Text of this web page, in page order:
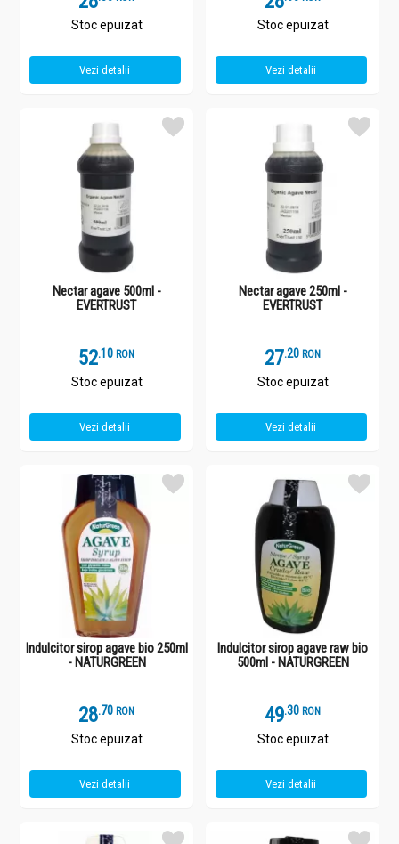
Stoc epuizat
Vezi detalii
Stoc epuizat
Vezi detalii
Nectar agave 500ml -
EVERTRUST
52.1 RON
Stoc epuizat
Vezi detalii
Nectar agave 250ml -
EVERTRUST
27.2 RON
Stoc epuizat
Vezi detalii
Indulcitor sirop agave bio 250ml
- NATURGREEN
28.7 RON
Stoc epuizat
Vezi detalii
Indulcitor sirop agave raw bio
500ml - NATURGREEN
49.3 RON
Stoc epuizat
Vezi detalii